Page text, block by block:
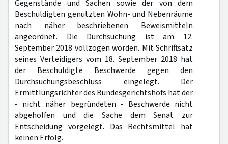
Gegenstände und Sachen sowie der von dem
Beschuldigten genutzten Wohn- und Nebenräume
nach näher beschriebenen Beweismitteln
angeordnet. Die Durchsuchung ist am 12.
September 2018 vollzogen worden. Mit Schriftsatz
seines Verteidigers vom 18. September 2018 hat
der Beschuldigte Beschwerde gegen den
Durchsuchungsbeschluss eingelegt. Der
Ermittlungsrichter des Bundesgerichtshofs hat der
- nicht näher begründeten - Beschwerde nicht
abgeholfen und die Sache dem Senat zur
Entscheidung vorgelegt. Das Rechtsmittel hat
keinen Erfolg.